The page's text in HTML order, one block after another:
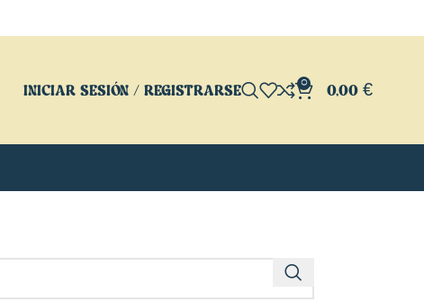
INICIAR SESIÓN / REGISTRARSE 0 0,00 €